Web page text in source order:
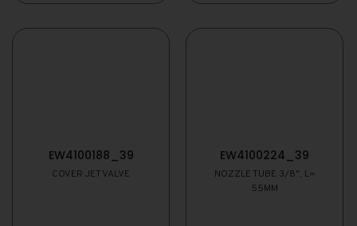
EW4100188_39
COVER JET VALVE
EW4100224_39
NOZZLE TUBE 3/8", L=
55MM